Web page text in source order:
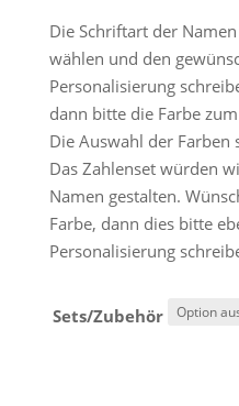
Die Schriftart der
wählen und den
Personalisierung
dann bitte die Farbe
Die Auswahl der Farben
Das Zahlenset würden
Namen gestalten.
Farbe, dann dies bitte
Personalisierung
Sets/Zubehör